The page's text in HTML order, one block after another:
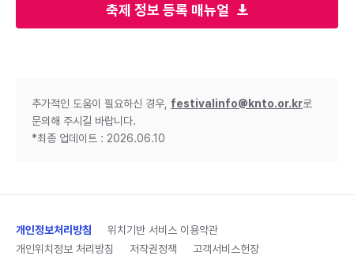
축제 정보 등록 매뉴얼
추가적인 도움이 필요하신 경우, festivalinfo@knto.or.kr로
문의해 주시길 바랍니다.
*최종 업데이트 : 2026.06.10
개인정보처리방침
위치기반 서비스 이용약관
개인위치정보 처리방침
저작권정책 고객서비스헌장